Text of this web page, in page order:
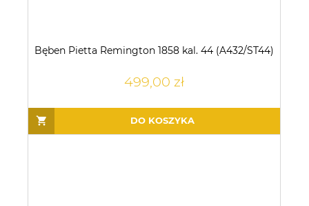
Bęben Pietta Remington 1858 kal. 44 (A432/ST44)
499,00 zł
DO KOSZYKA